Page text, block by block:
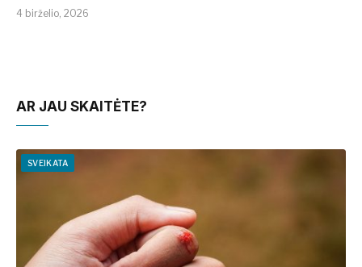
4 birželio, 2026
AR JAU SKAITĖTE?
SVEIKATA